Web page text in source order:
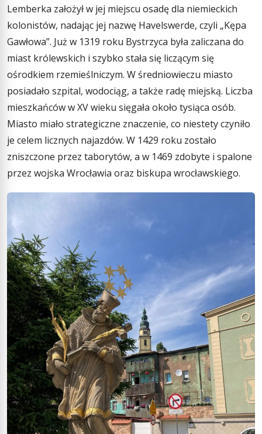
Lemberka założył w jej miejscu osadę dla niemieckich
kolonistów, nadając jej nazwę Havelswerde, czyli „Kępa
Gawłowa”. Już w 1319 roku Bystrzyca była zaliczana do
miast królewskich i szybko stała się liczącym się
ośrodkiem rzemieślniczym. W średniowieczu miasto
posiadało szpital, wodociąg, a także radę miejską. Liczba
mieszkańców w XV wieku sięgała około tysiąca osób.
Miasto miało strategiczne znaczenie, co niestety czyniło
je celem licznych najazdów. W 1429 roku zostało
zniszczone przez taborytów, a w 1469 zdobyte i spalone
przez wojska Wrocławia oraz biskupa wrocławskiego.